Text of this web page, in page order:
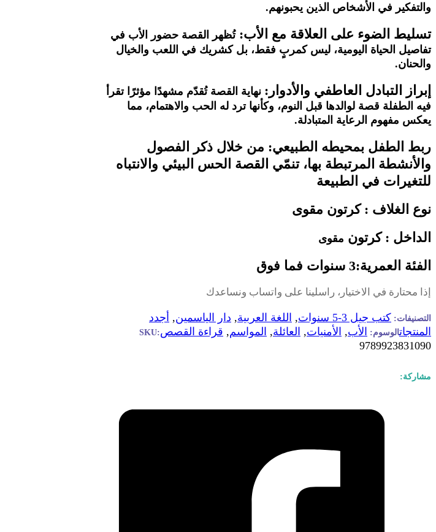
والتفكير في الأشخاص الذين يحبونهم.
تسليط الضوء على العلاقة مع الأب: تُظهر القصة حضور الأب في
تفاصيل الحياة اليومية، ليس كمربٍ فقط، بل كشريك في اللعب والخيال
والحنان.
إبراز التبادل العاطفي والأدوار: نهاية القصة تُقدّم مشهدًا مؤثرًا
تقرأ
فيه الطفلة قصة لوالدها قبل النوم، وكأنها ترد له الحب والاهتمام، مما
يعكس مفهوم الرعاية المتبادلة.
ربط الطفل بمحيطه الطبيعي: من خلال ذكر الفصول
والأنشطة المرتبطة بها، تنمّي القصة الحس البيئي والانتباه
للتغيرات في الطبيعة
نوع الغلاف : كرتون مقوى
الداخل : كرتون مقوى
الفئة العمرية:3 سنوات فما فوق
إذا محتارة في الاختيار، راسلينا على واتساب ونساعدك
التصنيفات: كتب جيل 3-5 سنوات , اللغة العربية, دار الياسمين, أجدد
المنتجاتالوسوم: الأب, الأمنيات, العائلة, المواسم , قراءة القصصSKU:
9789923831090
مشاركة: